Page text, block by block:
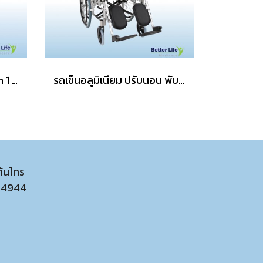
รถเข็นเคลื่อนย้ายผู้ป่วย 2 in 1 อุปกรณ์เคลื่อนย้ายผู้ป่วยติดเตียง รถเข็นสำหรับผู้ป่วยติดเตียง รถเข็นอลูมิเนียม ปรับนอน พับได้
ไทร